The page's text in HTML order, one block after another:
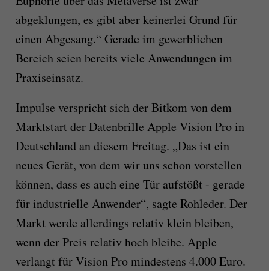
abgeklungen, es gibt aber keinerlei Grund für
einen Abgesang.“ Gerade im gewerblichen
Bereich seien bereits viele Anwendungen im
Praxiseinsatz.
Impulse verspricht sich der Bitkom von dem
Marktstart der Datenbrille Apple Vision Pro in
Deutschland an diesem Freitag. „Das ist ein
neues Gerät, von dem wir uns schon vorstellen
können, dass es auch eine Tür aufstößt - gerade
für industrielle Anwender“, sagte Rohleder. Der
Markt werde allerdings relativ klein bleiben,
wenn der Preis relativ hoch bleibe. Apple
verlangt für Vision Pro mindestens 4.000 Euro.